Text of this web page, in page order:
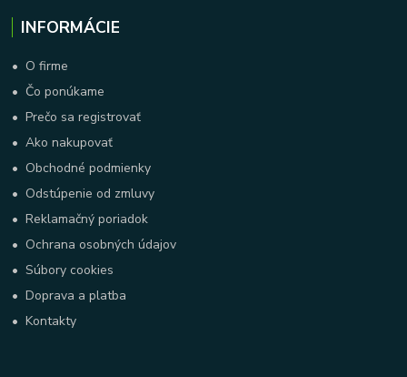
INFORMÁCIE
• O firme
• Čo ponúkame
•Prečo sa registrovať
•Ako nakupovať
• Obchodné podmienky
• Odstúpenie od zmluvy
•Reklamačný poriadok
• Ochrana osobných údajov
•Súbory cookies
•Doprava a platba
•Kontakty